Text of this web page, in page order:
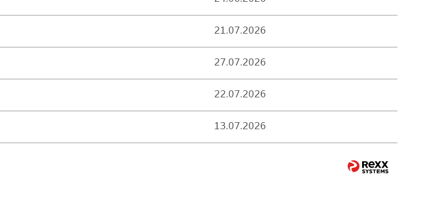
21.07.2026
27.07.2026
22.07.2026
13.07.2026